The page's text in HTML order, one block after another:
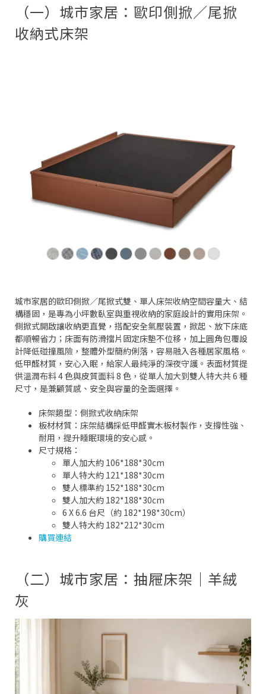
（一）城市家居：歐印側掀／尾掀
收納式床架
城市家居的歐印側掀／尾掀式雙、單人床架收納空間容量大、結
構穩固，是專為小坪數臥室與重視收納的家庭設計的實用床架。
側掀式開啟讓收納更直覺，搭配安全氣壓裝置，掀起、放下床底
都順暢省力；床面有防滑擋片固定床墊不位移，加上圓角包覆設
計降低碰撞風險，整體外型簡約俐落，容易融入各種居家風格。
低甲醛材質，安心入眠，給家人最純淨的深夜守護。表面材質提
供溫潤布料 4 色與皮質面料 8 色，從單人加大到雙人特大共 6 種
尺寸，是兼顧質感、安全與容量的全面選擇。
床架類型：側掀式收納床架
板材材質：床架結構採低甲醛實木板材製作，支撐性強、
耐用，提升睡眠環境的安心感。
尺寸規格：
單人加大約 106*188*30cm
單人特大約 121*188*30cm
雙人標準約 152*188*30cm
雙人加大約 182*188*30cm
6 X 6.6 台尺（約 182*198*30cm）
雙人特大約 182*212*30cm
購買連結
（二）城市家居：抽屜床架｜羊絨
灰